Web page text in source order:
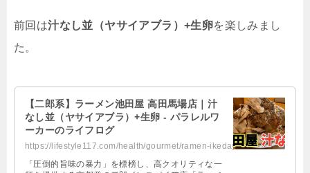
前回は汁なし並（ヤサイアブラ）+生卵を楽しみまし
た。
【二郎系】ラーメン池田屋 高田馬場店｜汁
なし並（ヤサイアブラ）+生卵 - パラレルワ
ーカーのライフログ
https://lifestyle117.com/health/gourmet/ramen-ikedaya-shirunashi/
「圧倒的旨味の暴力」を標榜し、高クオリティな一